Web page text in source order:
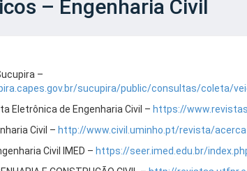
– Engenharia Civil
–
sucupira/public/consultas/coleta/
Eletrônica de Engenharia Civil – https://
Civil – http://www.civil.uminho.pt/revista/
Civil IMED – https://seer.imed.edu.br/